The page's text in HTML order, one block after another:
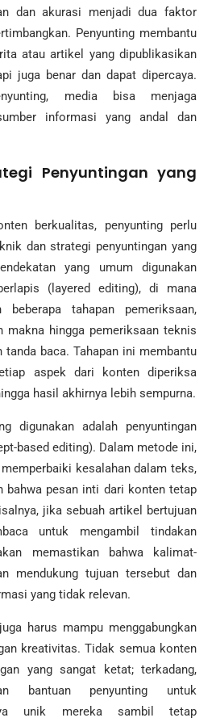
dan akurasi menjadi dua faktor
Penyunting membantu
atau artikel yang dipublikasikan
juga benar dan dapat dipercaya.
media bisa menjaga
informasi yang andal dan
Penyuntingan yang
berkualitas, penyunting perlu
dan strategi penyuntingan yang
yang umum digunakan
(layered editing), di mana
beberapa tahapan pemeriksaan,
makna hingga pemeriksaan teknis
baca. Tahapan ini membantu
aspek dari konten diperiksa
hasil akhirnya lebih sempurna.
digunakan adalah penyuntingan
based editing). Dalam metode ini,
kesalahan dalam teks,
bahwa pesan inti dari konten tetap
jika sebuah artikel bertujuan
untuk mengambil tindakan
memastikan bahwa kalimat-
mendukung tujuan tersebut dan
yang tidak relevan.
harus mampu menggabungkan
kreativitas. Tidak semua konten
yang sangat ketat; terkadang,
bantuan penyunting untuk
unik mereka sambil tetap